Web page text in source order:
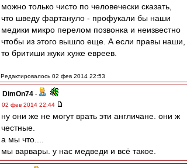
можно только чисто по человечески сказать,
что шведу фартануло - профукали бы наши
медики микро перелом позвонка и неизвестно
чтобы из этого вышло еще. А если правы наши,
то бритиши жуки хуже евреев.
Редактировалось 02 фев 2014 22:53
DimOn74 -
02 фев 2014 22:44
ну они же не могут врать эти англичане. они ж
честные.
а мы что....
мы варвары. у нас медведи и всё такое.